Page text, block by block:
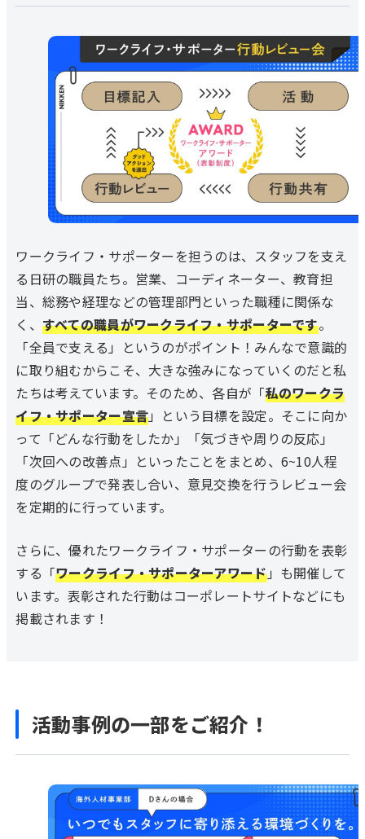
ワークライフ・サポーターを担うのは、スタッフを支え
る日研の職員たち。営業、コーディネーター、教育担
当、総務や経理などの管理部門といった職種に関係な
く、 すべての職員がワークライフ・サポーターです。
「全員で支える」というのがポイント！みんなで意識的
に取り組むからこそ、大きな強みになっていくのだと私
たちは考えています。そのため、各自が「私のワークラ
イフ・サポーター宣言」という目標を設定。そこに向か
って「どんな行動をしたか」「気づきや周りの反応」
「次回への改善点」といったことをまとめ、6~10人程
度のグループで発表し合い、意見交換を行うレビュー会
を定期的に行っています。
さらに、優れたワークライフ・サポーターの行動を表彰
する「ワークライフ・サポーターアワード」も開催して
います。表彰された行動はコーポレートサイトなどにも
掲載されます！
活動事例の一部をご紹介！